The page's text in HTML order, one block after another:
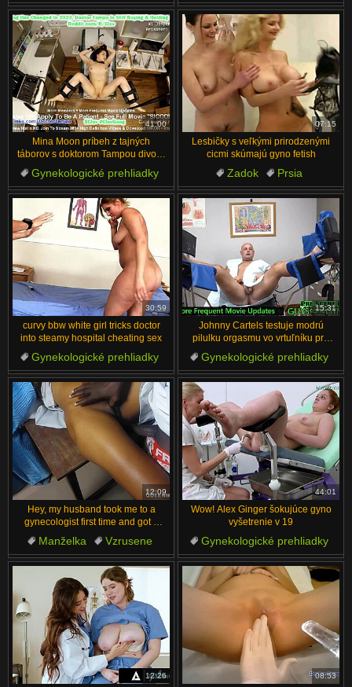
Pacient Starí
Brunetka
Mladé
Zrelé Vyšetrenie
41:00
Mina Moon príbeh z tajných
táborov s doktorom Tampou divoký
preview
Gynekologické prehliadky
Florida
Ázijské
Poníženie
Prsia
07:15
Lesbičky s veľkými prirodzenými
cicmi skúmajú gyno fetish
Zadok
Prsia
Dievča na Dievča
Gynekologické prehliadky
Lick
30:59
curvy bbw white girl tricks doctor
into steamy hospital cheating sex
Gynekologické prehliadky
Podvedené videá
Prsia
Drsné
Doktor
15:31
Johnny Cartels testuje modrú
pilulku orgasmu vo vrtuľníku pre
guysgonegyno
Gynekologické prehliadky
Florida
Kaukazské
Za scénou
Krátke Vlasy
12:09
Hey, my husband took me to a
gynecologist first time and got a
creampie surprise
Manželka
Vzrusene
Mokré
Bez Chlpov
Holená Pička
44:01
Wow! Alex Ginger šokujúce gyno
vyšetrenie v 19
Gynekologické prehliadky
Voyeur
Anál
Nahé
Nohy
12:26 08:53